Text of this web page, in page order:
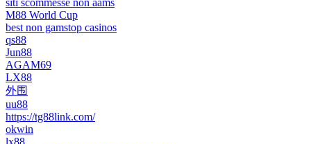
siti scommesse non aams
M88 World Cup
best non gamstop casinos
qs88
Jun88
AGAM69
LX88
外围
uu88
https://tg88link.com/
okwin